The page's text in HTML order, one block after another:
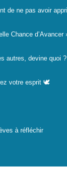
de ne pas avoir
Chance d’Avancer
autres, devine quoi ?
votre esprit 🕊️
à réfléchir